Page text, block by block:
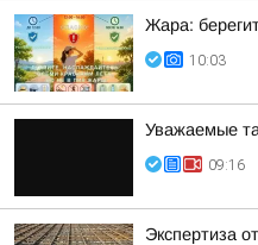
Жара:
10:03
Уважаемые
09:16
Экспертиза